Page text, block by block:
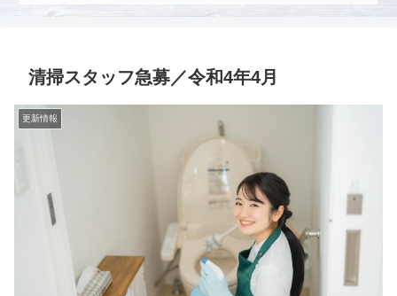
清掃スタッフ急募／令和4年4月
更新情報